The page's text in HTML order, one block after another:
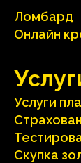
Ломбард
Онлайн
Услуги
Скупка